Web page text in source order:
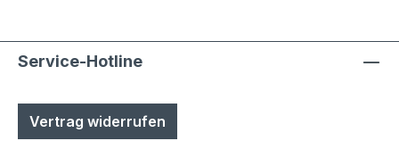
Service-Hotline
Vertrag widerrufen